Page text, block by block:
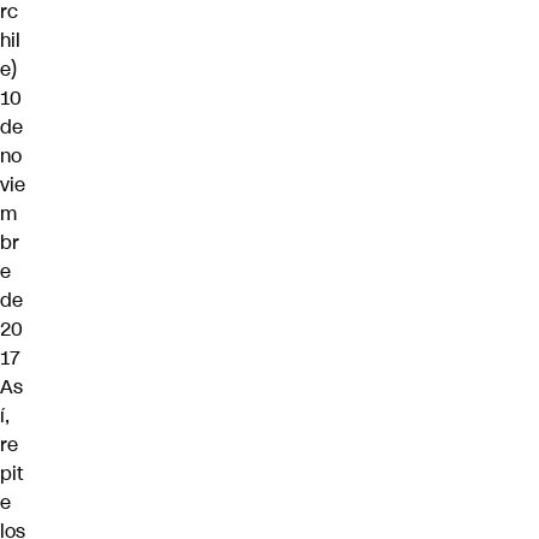
rc
hil
e)
10
de
no
vie
m
br
e
de
20
17
As
í,
re
pit
e
los